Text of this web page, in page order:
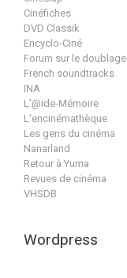
Cinéfiches
DVD Classik
Encyclo-Ciné
Forum sur le doublage
French soundtracks
INA
L'@ide-Mémoire
L'encinémathèque
Les gens du cinéma
Nanarland
Retour à Yuma
Revues de cinéma
VHSDB
Wordpress